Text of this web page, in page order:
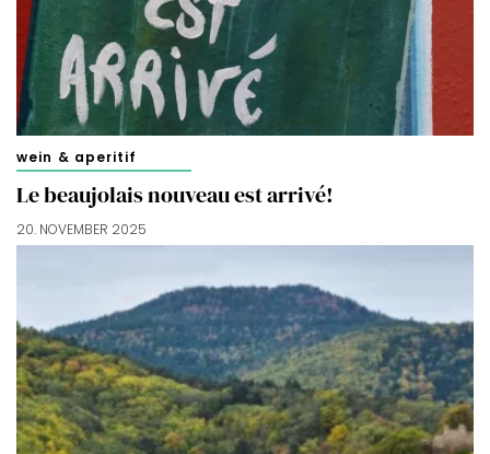
wein & aperitif
Le beaujolais nouveau est arrivé!
20. NOVEMBER 2025